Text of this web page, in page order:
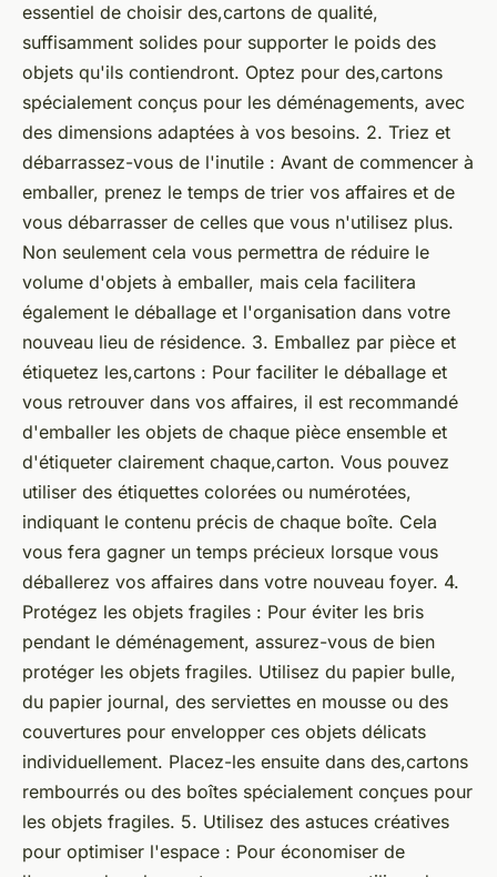
essentiel de choisir des,cartons de qualité,
suffisamment solides pour supporter le poids des
objets qu'ils contiendront. Optez pour des,cartons
spécialement conçus pour les déménagements, avec
des dimensions adaptées à vos besoins. 2. Triez et
débarrassez-vous de l'inutile : Avant de commencer à
emballer, prenez le temps de trier vos affaires et de
vous débarrasser de celles que vous n'utilisez plus.
Non seulement cela vous permettra de réduire le
volume d'objets à emballer, mais cela facilitera
également le déballage et l'organisation dans votre
nouveau lieu de résidence. 3. Emballez par pièce et
étiquetez les,cartons : Pour faciliter le déballage et
vous retrouver dans vos affaires, il est recommandé
d'emballer les objets de chaque pièce ensemble et
d'étiqueter clairement chaque,carton. Vous pouvez
utiliser des étiquettes colorées ou numérotées,
indiquant le contenu précis de chaque boîte. Cela
vous fera gagner un temps précieux lorsque vous
déballerez vos affaires dans votre nouveau foyer. 4.
Protégez les objets fragiles : Pour éviter les bris
pendant le déménagement, assurez-vous de bien
protéger les objets fragiles. Utilisez du papier bulle,
du papier journal, des serviettes en mousse ou des
couvertures pour envelopper ces objets délicats
individuellement. Placez-les ensuite dans des,cartons
rembourrés ou des boîtes spécialement conçues pour
les objets fragiles. 5. Utilisez des astuces créatives
pour optimiser l'espace : Pour économiser de